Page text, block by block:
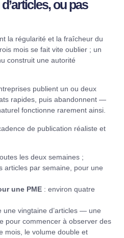
ou pas
la régularité et la fraîcheur du
mois se fait vite oublier ; un
construit une autorité
publient un ou deux
rapides, puis abandonnent —
fonctionne rarement ainsi.
de publication réaliste et
les deux semaines ;
articles par semaine, pour une
une PME : environ quatre
une vingtaine d’articles — une
pour commencer à observer des
mois, le volume double et